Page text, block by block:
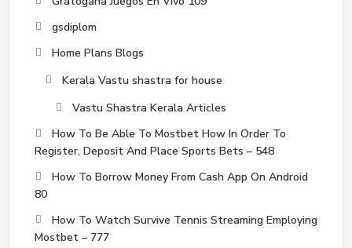
gsdiplom
Home Plans Blogs
Kerala Vastu shastra for house
Vastu Shastra Kerala Articles
How To Be Able To Mostbet How In Order To
Register, Deposit And Place Sports Bets – 548
How To Borrow Money From Cash App On Android
80
How To Watch Survive Tennis Streaming Employing
Mostbet – 777